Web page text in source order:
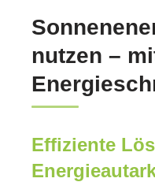
nutzen –
Effiziente